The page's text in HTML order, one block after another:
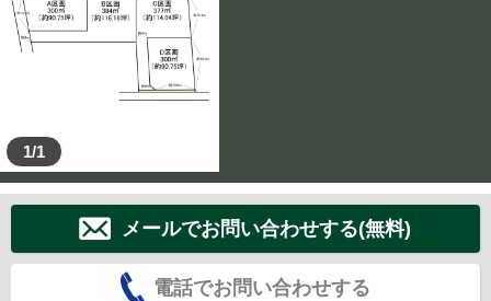
1/1
メールでお問い合わせする(無料)
電話でお問い合わせする